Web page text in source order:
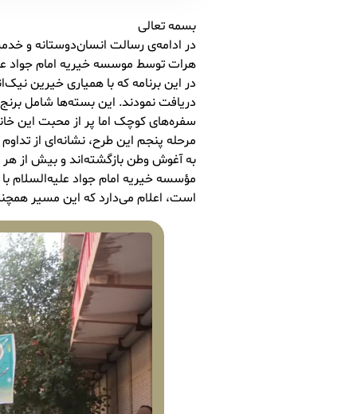
بسمه تعالی
در ادامه‌ی رسالت انسان‌دوستانه و
هرات توسط موسسه خیریه امام جواد
در این برنامه که با همیاری خیرین
دریافت نمودند. این بسته‌ها شامل
سفره‌های کوچک اما پر از محبت این
مرحله پنجم این طرح، نشانه‌ای از
به آغوش وطن بازگشته‌اند و بیش از هر
مؤسسه خیریه امام جواد علیه‌السلام
است، اعلام می‌دارد که این مسیر